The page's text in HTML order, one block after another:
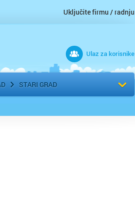
Uključite firmu / radnju
Ulaz za korisnike
STARI GRADIzaberite komšiluk